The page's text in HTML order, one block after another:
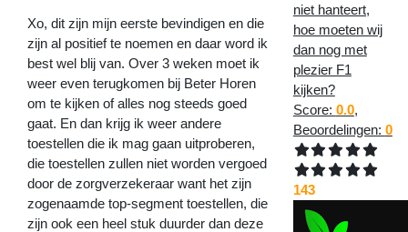
Xo, dit zijn mijn eerste bevindigen en die
zijn al positief te noemen en daar word ik
best wel blij van. Over 3 weken moet ik
weer even terugkomen bij Beter Horen
om te kijken of alles nog steeds goed
gaat. En dan krijg ik weer andere
toestellen die ik mag gaan uitproberen,
die toestellen zullen niet worden vergoed
door de zorgverzekeraar want het zijn
zogenaamde top-segment toestellen, die
zijn ook een heel stuk duurder dan deze
niet hanteert,
hoe moeten wij
dan nog met
plezier F1
kijken?
Score: 0.0,
Beoordelingen: 0
143